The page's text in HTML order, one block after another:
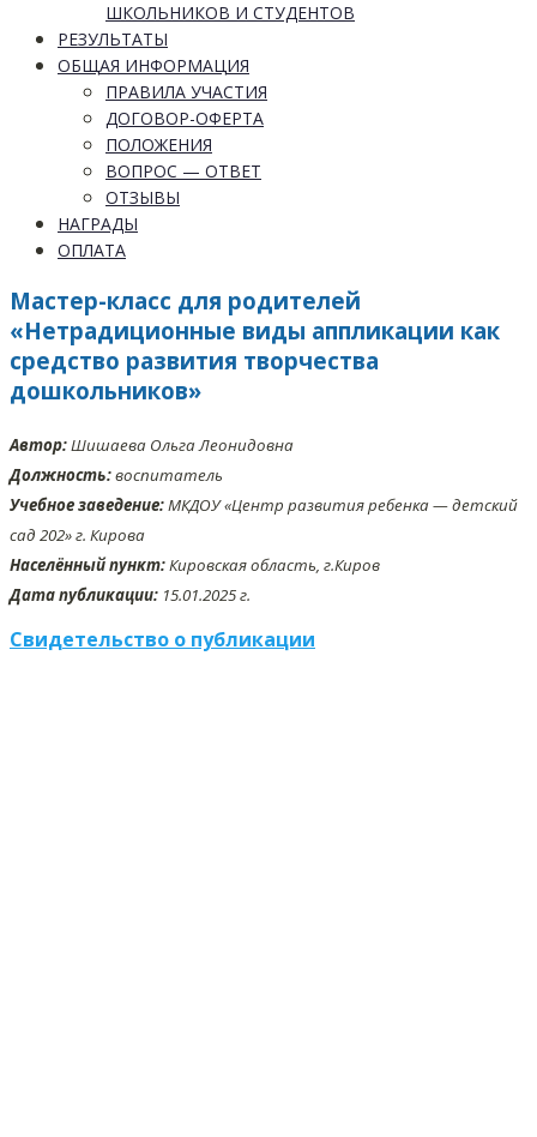
ШКОЛЬНИКОВ И СТУДЕНТОВ
РЕЗУЛЬТАТЫ
ОБЩАЯ ИНФОРМАЦИЯ
ПРАВИЛА УЧАСТИЯ
ДОГОВОР-ОФЕРТА
ПОЛОЖЕНИЯ
ВОПРОС — ОТВЕТ
ОТЗЫВЫ
НАГРАДЫ
ОПЛАТА
Мастер-класс для родителей
«Нетрадиционные виды аппликации как
средство развития творчества
дошкольников»
Автор:Шишаева Ольга Леонидовна
Должность:воспитатель
Учебное заведение:МКДОУ «Центр развития ребенка — детский
сад 202» г. Кирова
Населённый пункт:Кировская область, г.Киров
Дата публикации: 15.01.2025 г.
Свидетельство о публикации